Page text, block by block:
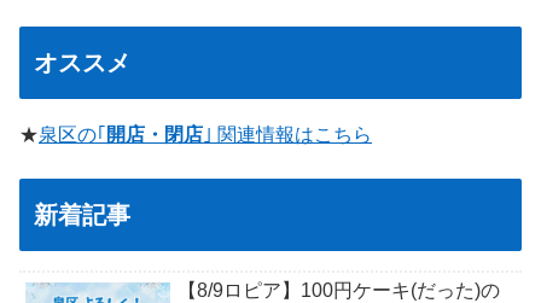
オススメ
★泉区の｢ 開店・閉店 ｣ 関連情報はこちら
新着記事
【8/9ロピア】100円ケーキ(だった)の